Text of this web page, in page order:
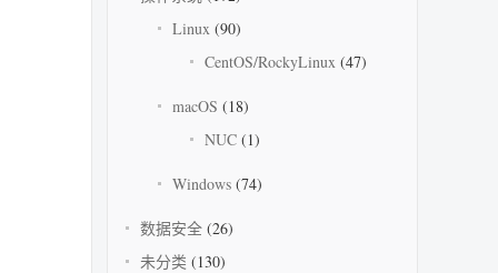
Linux (90)
CentOS/RockyLinux (47)
macOS (18)
NUC (1)
Windows (74)
数据安全 (26)
未分类 (130)